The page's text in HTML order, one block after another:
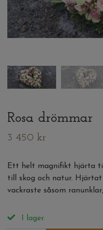
Rosa drömmar
3 450 kr
Ett helt magnifikt hjärta
till skog och natur.
vackraste såsom
I lager.